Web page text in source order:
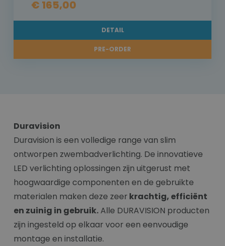
€ 165,00
DETAIL
PRE-ORDER
Duravision
Duravision is een volledige range van slim
ontworpen zwembadverlichting. De innovatieve
LED verlichting oplossingen zijn uitgerust met
hoogwaardige componenten en de gebruikte
materialen maken deze zeer krachtig, efficiënt
en zuinig in gebruik.Alle DURAVISION producten
zijn ingesteld op elkaar voor een eenvoudige
montage en installatie.